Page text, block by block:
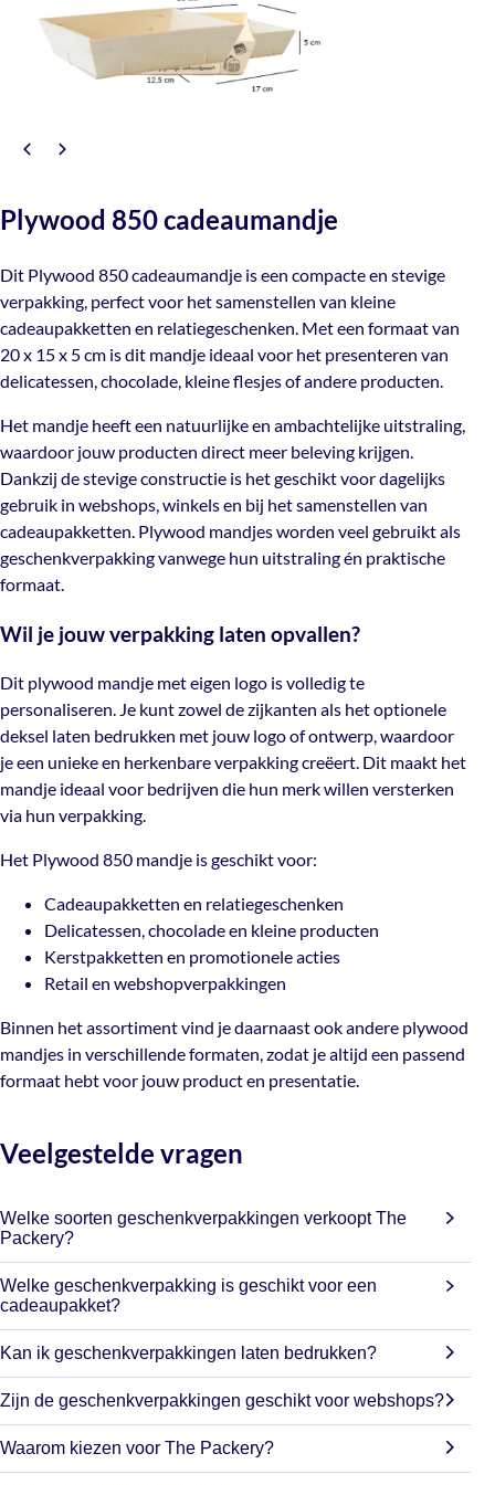
Wil je jouw verpakking laten opvallen?
Dit plywood mandje met eigen logo is volledig te
personaliseren. Je kunt zowel de zijkanten als het
ontwerp, waardoor je een unieke en herkenbare
verpakking.
Het Plywood 850 mandje is geschikt voor:
Cadeaupakketten en relatiegeschenken
Delicatessen, chocolade en kleine producten
Kerstpakketten en promotionele acties
Retail en webshopverpakkingen
Binnen het assortiment vind je daarnaast ook andere
plywood mandjes
in verschillende formaten, zodat je
altijd een passend formaat hebt voor jouw product en
presentatie.
Plywood 850 cadeaumandje
Dit Plywood 850 cadeaumandje is een compacte en stevige
verpakking, perfect voor het samenstellen van kleine
cadeaupakketten en relatiegeschenken. Met een formaat van
20 x 15 x 5 cm is dit mandje ideaal voor het presenteren van
delicatessen, chocolade, kleine flesjes of andere producten.
Het mandje heeft een natuurlijke en ambachtelijke uitstraling,
waardoor jouw producten direct meer beleving krijgen.
Dankzij de stevige constructie is het geschikt voor dagelijks
gebruik in webshops, winkels en bij het samenstellen van
cadeaupakketten. Plywood mandjes worden veel gebruikt als
geschenkverpakking vanwege hun uitstraling én praktische
formaat.
Wil je jouw verpakking laten opvallen?
Dit plywood mandje met eigen logo is volledig te
personaliseren. Je kunt zowel de zijkanten als het optionele
deksel laten bedrukken met jouw logo of ontwerp, waardoor
je een unieke en herkenbare verpakking creëert. Dit maakt het
mandje ideaal voor bedrijven die hun merk willen versterken
via hun verpakking.
Het Plywood 850 mandje is geschikt voor:
Cadeaupakketten en relatiegeschenken
Delicatessen, chocolade en kleine producten
Kerstpakketten en promotionele acties
Retail en webshopverpakkingen
Binnen het assortiment vind je daarnaast ook andere plywood
mandjes in verschillende formaten, zodat je altijd een passend
formaat hebt voor jouw product en presentatie.
Veelgestelde vragen
Welke soorten geschenkverpakkingen verkoopt The
Packery?
Bij The Packery vind je onder andere houten mandjes,
houten kisten, wijnkisten, wijndozen, biermandjes,
kartonnen cadeaumandjes, cadeauzakjes, geschenkdozen,
blokbodemzakken, diamantzakken en kerstdozen.
Daarnaast bieden wij een uitgebreid assortiment
inpakmaterialen en cadeauaccessoires.
Welke geschenkverpakking is geschikt voor een
cadeaupakket?
Dat hangt af van de inhoud en de uitstraling die je wilt
creëren. Houten mandjes en kisten zijn populair voor luxe
cadeaupakketten en streekproducten, terwijl kartonnen
cadeaumandjes en geschenkdozen ideaal zijn voor
seizoenspakketten, delicatessen en relatiegeschenken.
Kan ik geschenkverpakkingen laten bedrukken?
Ja. Veel verpakkingen van The Packery kunnen worden
gepersonaliseerd met een eigen logo, tekst of ontwerp.
Denk aan houten mandjes, houten kisten, vloeipapier,
stickers, cadeauzakjes en papieren tassen.
Zijn de geschenkverpakkingen geschikt voor webshops?
Absoluut. Onze verpakkingen worden veel gebruikt door
webshops om producten veilig én stijlvol te verzenden. In
Waarom kiezen voor The Packery?